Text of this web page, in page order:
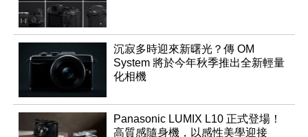
沉寂多時迎來新曙光？傳 OM
System 將於今年秋季推出全新輕量
化相機
Panasonic LUMIX L10 正式登場！
高質感隨身機，以感性美學迎接